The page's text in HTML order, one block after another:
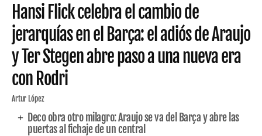
Hansi Flick celebra el cambio de
jerarquías en el Barça: el adiós de Araujo
y Ter Stegen abre paso a una nueva era
con Rodri
Artur López
Deco obra otro milagro: Araujo se va del Barça y abre las
puertas al fichaje de un central